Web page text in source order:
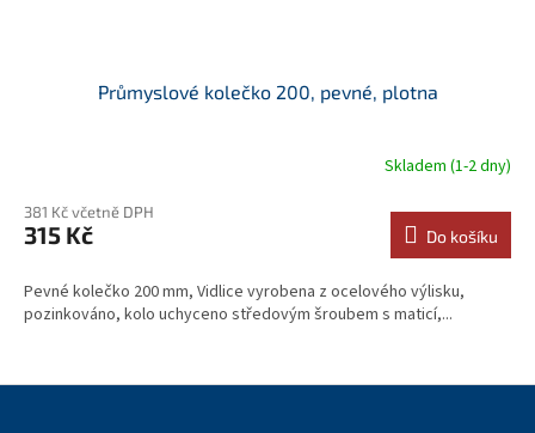
Průmyslové kolečko 200, pevné, plotna
Skladem (1-2 dny)
381 Kč včetně DPH
315 Kč Do košíku
Pevné kolečko 200 mm, Vidlice vyrobena z ocelového výlisku,
pozinkováno, kolo uchyceno středovým šroubem s maticí,...